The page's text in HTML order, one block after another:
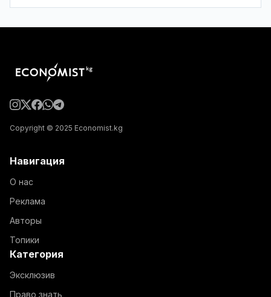
Copyright © 2025 Economist.kg
Навигация
О нас
Реклама
Авторы
Топики
Категория
Эксклюзив
Право знать